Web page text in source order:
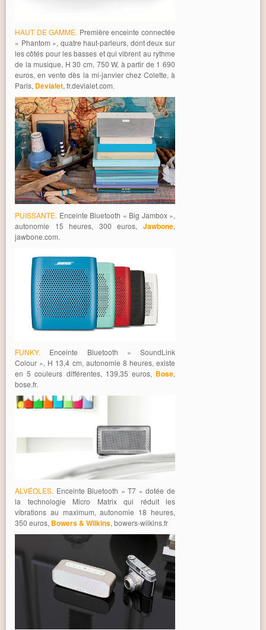
HAUT DE GAMME. Première enceinte connectée
« Phantom », quatre haut-parleurs, dont deux sur
les côtés pour les basses et qui vibrent au rythme
de la musique, H 30 cm, 750 W, à partir de 1 690
euros, en vente dès la mi-janvier chez Colette, à
Paris, Devialet, fr.devialet.com.
PUISSANTE. Enceinte Bluetooth « Big Jambox »,
autonomie 15 heures, 300 euros, Jawbone,
jawbone.com.
FUNKY. Enceinte Bluetooth « SoundLink
Colour », H 13,4 cm, autonomie 8 heures, existe
en 5 couleurs différentes, 139,35 euros, Bose,
bose.fr.
ALVÉOLES. Enceinte Bluetooth « T7 » dotée de
la technologie Micro Matrix qui réduit les
vibrations au maximum, autonomie 18 heures,
350 euros, Bowers & Wilkins, bowers-wilkins.fr